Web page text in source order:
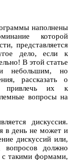
наполнены
которой
представляется
дело, если к
В этой статье
небольшим, но
рассказать о
привлечь их к
вопросы на
дискуссия.
в день не может и
дискуссий или,
вопросов должно
с такими формами,